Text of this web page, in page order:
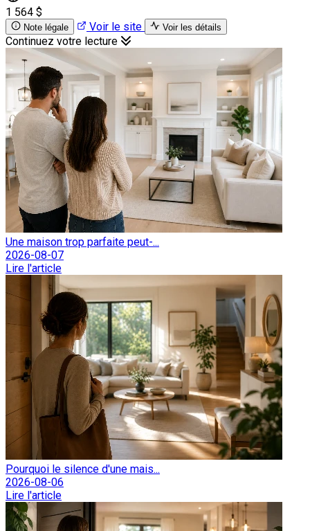
1 564 $
Note légale Voir le site Voir les détails
Continuez votre lecture
Une maison trop parfaite peut-...
2026-08-07
Lire l'article
Pourquoi le silence d'une mais...
2026-08-06
Lire l'article